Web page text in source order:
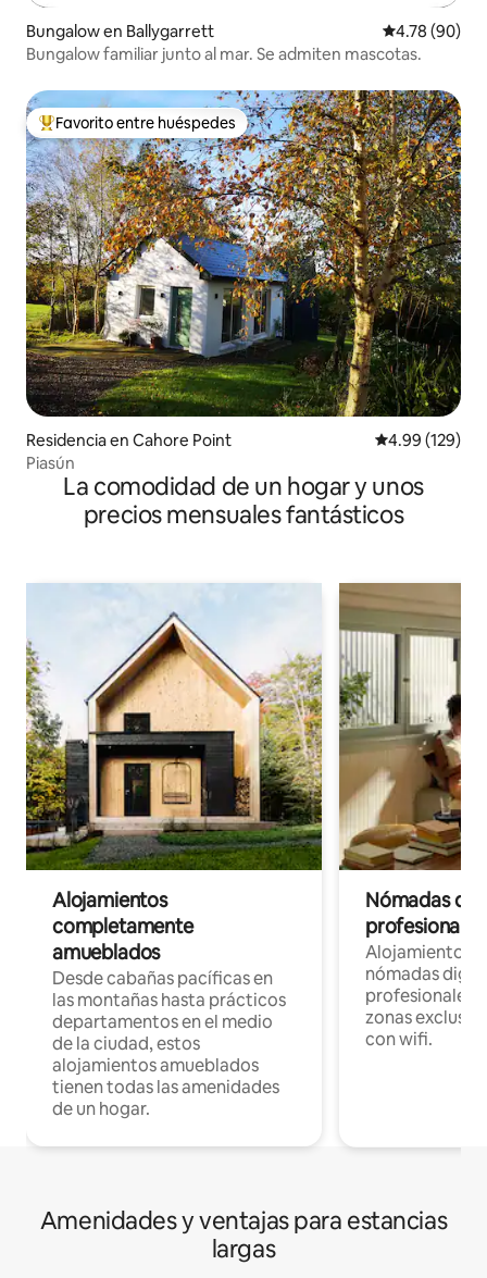
Bungalow en Ballygarrett Calificación
4.78 (90)
Bungalow familiar junto al mar. Se admiten mascotas.
De los mejores en Favorito entre huéspedes
Favorito entre huéspedes
Residencia en Cahore Point Calificación
4.99 (129)
Piasún
La comodidad de un hogar y unos
precios mensuales fantásticos
Alojamientos
completamente
amueblados
Desde cabañas pacíficas en
las montañas hasta prácticos
departamentos en el medio
de la ciudad, estos
alojamientos amueblados
tienen todas las amenidades
de un hogar.
Nómadas
Alojamientos
nómadas
profesionales
zonas
con wifi.
Amenidades y ventajas para estancias
largas